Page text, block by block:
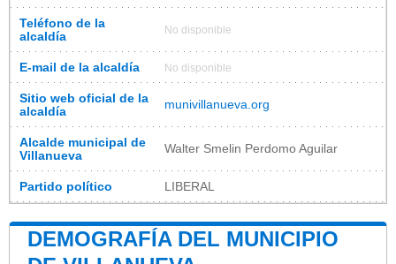
Teléfono de la
alcaldía
No disponible
E-mail de la alcaldía No disponible
Sitio web oficial de la
alcaldía
munivillanueva.org
Alcalde municipal de
Villanueva
Walter Smelin Perdomo Aguilar
Partido político LIBERAL
DEMOGRAFÍA DEL MUNICIPIO